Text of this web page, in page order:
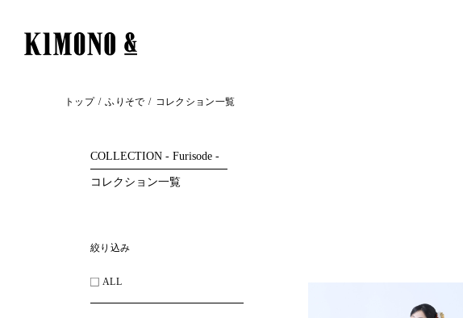
トップ ふりそで コレクション一覧
COLLECTION - Furisode -
コレクション一覧
絞り込み
ALL